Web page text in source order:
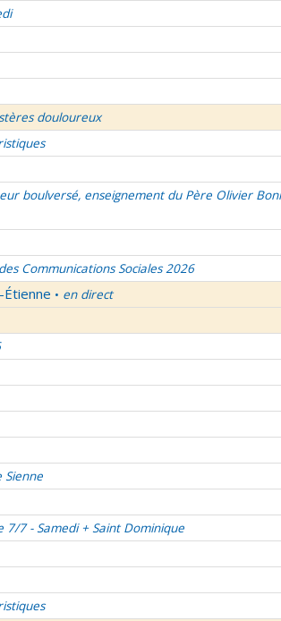
douloureux
boulversé, enseignement du Père Olivier
Communications Sociales 2026
Étienne • en direct
Sienne
7/7 - Samedi + Saint Dominique